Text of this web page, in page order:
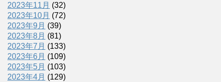
2023年11月 (32)
2023年10月 (72)
2023年9月 (39)
2023年8月 (81)
2023年7月 (133)
2023年6月 (109)
2023年5月 (103)
2023年4月 (129)